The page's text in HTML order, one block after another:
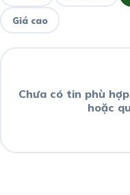
Giá cao
Chưa có tin phù
hoặc